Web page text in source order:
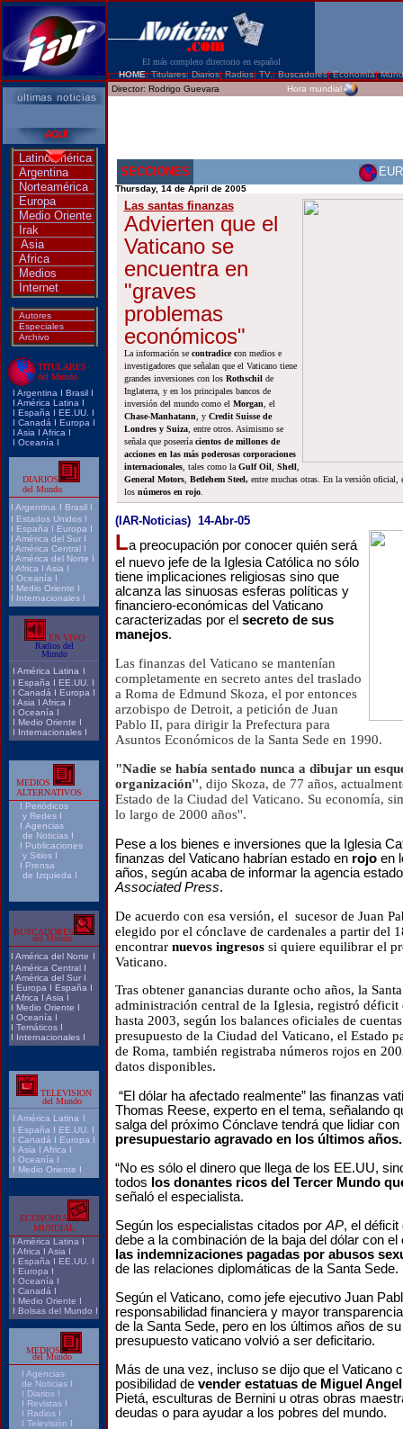
El más completo directorio en español
HOME|Titulares| Diarios| Radios| TV.|Buscadores|Economía|
Latinoamérica
Argentina
Norteamérica
Europa
Medio Oriente
Irak
Asia
Africa
Medios
Internet
Autores
Especiales
Archivo
TITULARES
del Mundo
I Argentina I Brasil I
I América Latina I
I España I EE.UU.
I
I Canadá I Europa I
I Asia I Africa I
I Oceanía I
DIARIOS
del Mundo
I Argentina I Brasil I
I Estados Unidos I
I España I Europa I
I América del Sur I
I América Central I
I América del Norte I
I Africa I Asia I
I Oceanía I
I Medio Oriente I
I Internacionales I
EN VIVO
Radios del
Mundo
I América Latina I
I España I EE.UU.
I
I Canadá I Europa I
I Asia I Africa I
I Oceanía I
I Medio Oriente I
I Internacionales I
MEDIOS
ALTERNATIVOS
I Periódicos
y Redes I
I Agencias
de Noticias I
I Publicaciones
y Sitios I
I Prensa
de Izquieda I
BUSCADORES
del Mundo
I América del Norte I
I América Central I
I América del Sur I
I Europa I España I
I Africa I Asia I
I Medio Oriente I
I Oceanía I
I Temáticos I
I Internacionales I
TELEVISION
del Mundo
I América Latina I
I España I EE.UU.
I
I Canadá I Europa I
I Asia I Africa I
I Oceanía I
I Medio Oriente I
ECONOMIA
MUNDIAL
I América Latina I
I Africa I Asia I
I España I EE.UU.
I
I Europa I
I Oceanía I
I Canadá I
I Medio Oriente I
I Bolsas del Mundo I
MEDIOS
del Mundo
I Agencias
de Noticias I
I Diarios I
I Revistas I
I Radios I
I Televisión I
Director: Rodrigo Guevara Hora mundial
SECCIONES
Thursday, 14 de April de 2005
Las santas finanzas
Advierten que el
Vaticano se
encuentra en
"graves
problemas
económicos"
La información se contradice con medios e
investigadores que señalan que el Vaticano tiene
grandes inversiones con los Rothschil de
Inglaterra, y en los principales bancos de
inversión del mundo como el Morgan , el
Chase-Manhatann , y Credit Suisse de
Londres y Suiza, entre otros. Asimismo se
señala que poseeríacientos de millones de
acciones en las más poderosas corporaciones
internacionales, tales como la Gulf Oil, Shell,
General Motors, Betlehem Steel, entre muchas otras. En la versión oficial,
los números en rojo.
(IAR-Noticias) 14-Abr-05
La preocupación por conocer quién será
el nuevo jefe de la Iglesia Católica no sólo
tiene implicaciones religiosas sino que
alcanza las sinuosas esferas políticas y
financiero-económicas del Vaticano
caracterizadas por el secreto de sus
manejos.
Las finanzas del Vaticano se mantenían
completamente en secreto antes del traslado
a Roma de Edmund Skoza, el por entonces
arzobispo de Detroit, a petición de Juan
Pablo II, para dirigir la Prefectura para
Asuntos Económicos de la Santa Sede en 1990.
"Nadie se había sentado nunca a dibujar un
organización'', dijo Skoza, de 77 años,
Estado de la Ciudad del Vaticano. Su economía,
lo largo de 2000 años''.
Pese a los bienes e inversiones que la Iglesia
finanzas del Vaticano habrían estado en rojo en
años, según acaba de informar la agencia
Associated Press.
De acuerdo con esa versión, el sucesor de Juan
elegido por el cónclave de cardenales a partir del
encontrar nuevos ingresos si quiere equilibrar el
Vaticano.
Tras obtener ganancias durante ocho años, la
administración central de la Iglesia, registró déficit
hasta 2003, según los balances oficiales de
presupuesto de la Ciudad del Vaticano, el Estado
de Roma, también registraba números rojos en
datos disponibles.
“El dólar ha afectado realmente” las finanzas
Thomas Reese, experto en el tema, señalando
salga del próximo Cónclave tendrá que lidiar
presupuestario agravado en los últimos años.
“No es sólo el dinero que llega de los EE.UU,
todos los donantes ricos del Tercer Mundo
señaló el especialista.
Según los especialistas citados porAP, el déficit
debe a la combinación de la baja del dólar con el
las indemnizaciones pagadas por abusos
de las relaciones diplomáticas de la Santa Sede.
Según el Vaticano, como jefe ejecutivo Juan
responsabilidad financiera y mayor
de la Santa Sede, pero en los últimos años de
presupuesto vaticano volvió a ser deficitario.
Más de una vez, incluso se dijo que el Vaticano
posibilidad de vender estatuas de Miguel Angel
Pietá, esculturas de Bernini u otras obras
deudas o para ayudar a los pobres del mundo.